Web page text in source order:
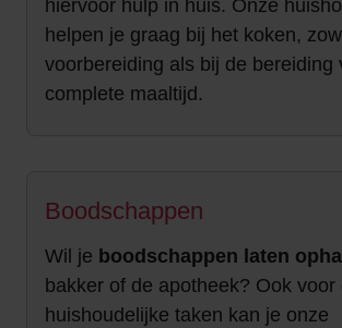
hiervoor hulp in huis. Onze
helpen je graag bij het koken,
voorbereiding als bij de bereiding
complete maaltijd.
Boodschappen
Wil je boodschappen laten
bakker of de apotheek? Ook voor
huishoudelijke taken kan je onze